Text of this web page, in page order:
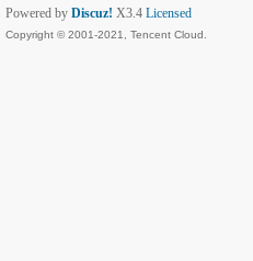
Powered by Discuz! X3.4 Licensed
Copyright © 2001-2021, Tencent Cloud.